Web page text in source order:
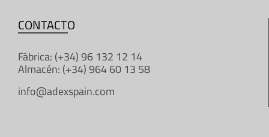
CONTACTO
Fábrica: (+34) 96 132 12 14
Almacén: (+34) 964 60 13 58
info@adexspain.com